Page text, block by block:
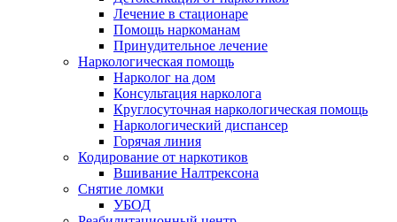
Лечение в стационаре
Помощь наркоманам
Принудительное лечение
Наркологическая помощь
Нарколог на дом
Консультация нарколога
Круглосуточная наркологическая помощь
Наркологический диспансер
Горячая линия
Кодирование от наркотиков
Вшивание Налтрексона
Снятие ломки
УБОД